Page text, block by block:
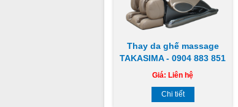
Thay da ghế massage
TAKASIMA - 0904 883 851
Giá: Liên hệ
Chi tiết